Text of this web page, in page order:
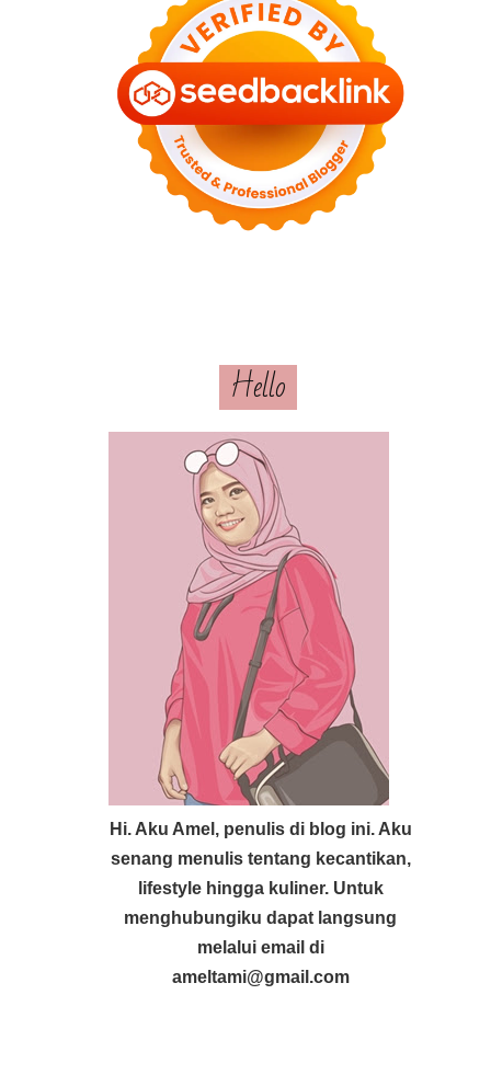
Hello
Hi. Aku Amel, penulis di blog ini. Aku
senang menulis tentang kecantikan,
lifestyle hingga kuliner. Untuk
menghubungiku dapat langsung
melalui email di
ameltami@gmail.com